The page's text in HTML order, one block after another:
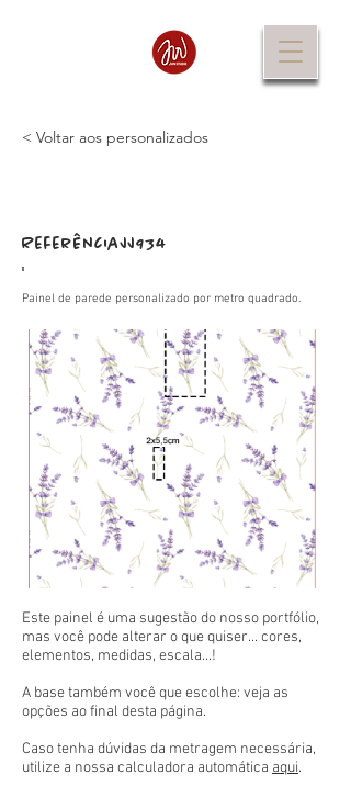
< Voltar aos personalizados
Referência
:
JJ934
Painel de parede personalizado por metro quadrado.
Este painel é uma sugestão do nosso portfólio,
mas você pode alterar o que quiser... cores,
elementos, medidas, escala...!
A base também você que escolhe: veja as
opções ao final desta página.
Caso tenha dúvidas da metragem necessária,
utilize a nossa calculadora automática aqui.